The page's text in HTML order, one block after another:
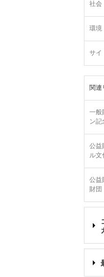
社会
環境
サイ
関連
一般
ン記
公益
ル文
公益
財団